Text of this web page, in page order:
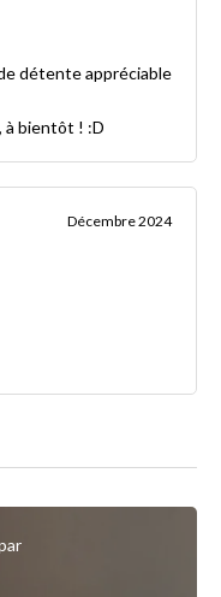
détente appréciable
à bientôt ! :D
Décembre 2024